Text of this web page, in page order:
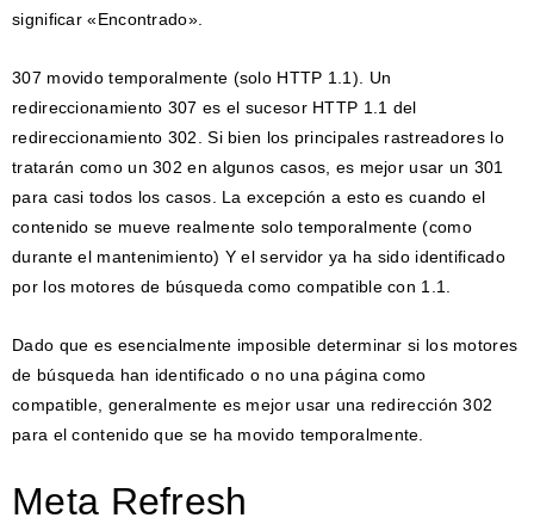
significar «Encontrado».
307 movido temporalmente (solo HTTP 1.1). Un
redireccionamiento 307 es el sucesor HTTP 1.1 del
redireccionamiento 302. Si bien los principales rastreadores lo
tratarán como un 302 en algunos casos, es mejor usar un 301
para casi todos los casos. La excepción a esto es cuando el
contenido se mueve realmente solo temporalmente (como
durante el mantenimiento) Y el servidor ya ha sido identificado
por los motores de búsqueda como compatible con 1.1.
Dado que es esencialmente imposible determinar si los motores
de búsqueda han identificado o no una página como
compatible, generalmente es mejor usar una redirección 302
para el contenido que se ha movido temporalmente.
Meta Refresh